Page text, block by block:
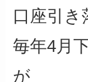
口座引き
毎年4月
が